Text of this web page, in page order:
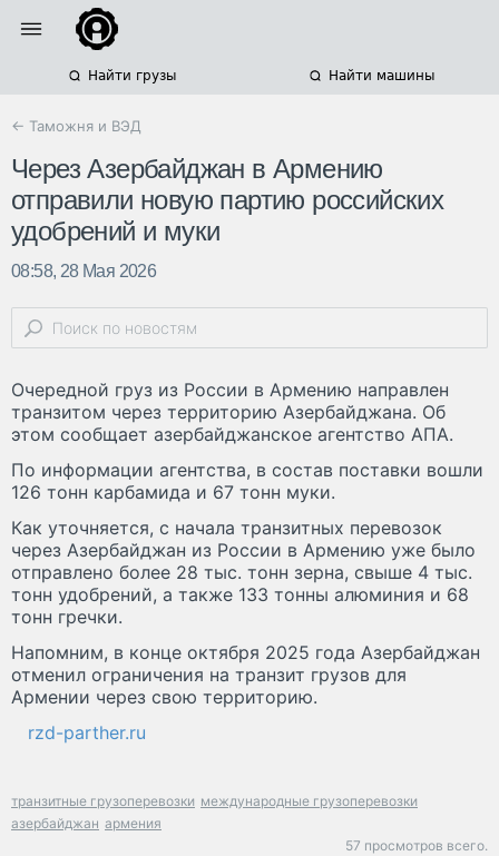
Найти грузы Найти машины
← Таможня и ВЭД
Через Азербайджан в Армению
отправили новую партию российских
удобрений и муки
08:58, 28 Мая 2026
Очередной груз из России в Армению направлен
транзитом через территорию Азербайджана. Об
этом сообщает азербайджанское агентство АПА.
По информации агентства, в состав поставки вошли
126 тонн карбамида и 67 тонн муки.
Как уточняется, с начала транзитных перевозок
через Азербайджан из России в Армению уже было
отправлено более 28 тыс. тонн зерна, свыше 4 тыс.
тонн удобрений, а также 133 тонны алюминия и 68
тонн гречки.
Напомним, в конце октября 2025 года Азербайджан
отменил ограничения на транзит грузов для
Армении через свою территорию.
rzd-parther.ru
транзитные грузоперевозки международные грузоперевозки
азербайджан армения
57 просмотров всего.